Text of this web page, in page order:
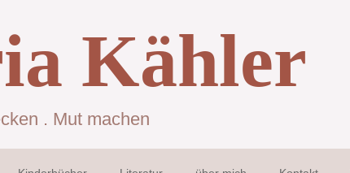
Kähler
. Mut machen